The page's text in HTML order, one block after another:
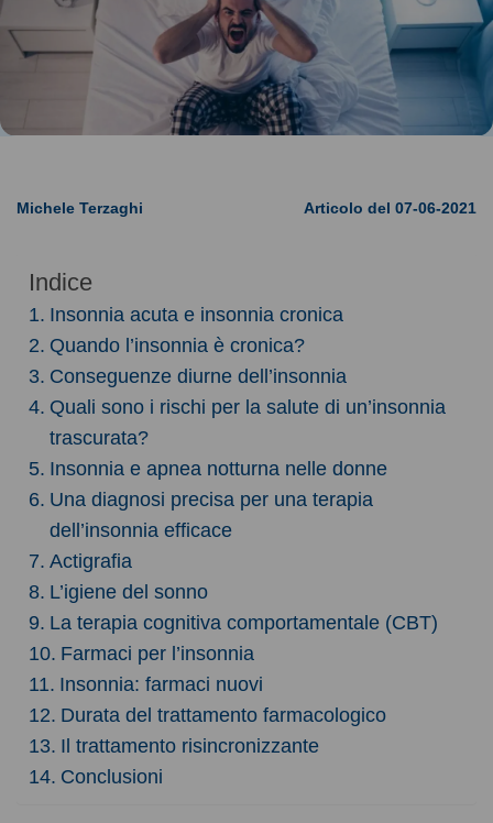
Michele Terzaghi Articolo del 07-06-2021
Indice
Insonnia acuta e insonnia cronica
Quando l’insonnia è cronica?
Conseguenze diurne dell’insonnia
Quali sono i rischi per la salute di un’insonnia
trascurata?
Insonnia e apnea notturna nelle donne
Una diagnosi precisa per una terapia
dell’insonnia efficace
Actigrafia
L’igiene del sonno
La terapia cognitiva comportamentale (CBT)
Farmaci per l’insonnia
Insonnia: farmaci nuovi
Durata del trattamento farmacologico
Il trattamento risincronizzante
Conclusioni